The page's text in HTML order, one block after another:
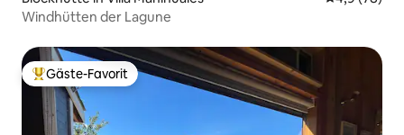
Windhütten der Lagune
Beliebter Gäste-Favorit.
Gäste-Favorit